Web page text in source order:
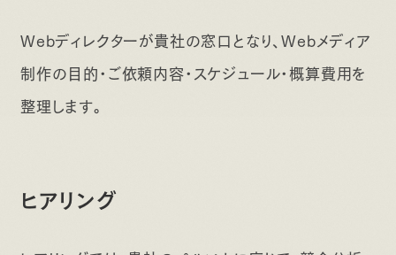
Webディレクターが貴社の窓口となり、Webメディア
制作の目的・ご依頼内容・スケジュール・概算費用を
整理します。
ヒアリング